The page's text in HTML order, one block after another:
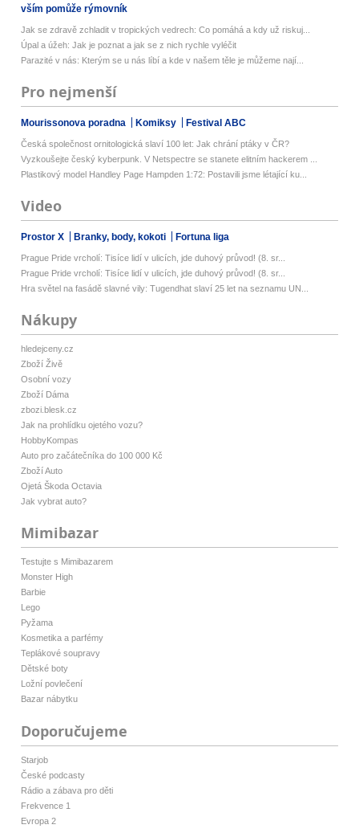
vším pomůže rýmovník
Jak se zdravě zchladit v tropických vedrech: Co pomáhá a kdy už riskuj...
Úpal a úžeh: Jak je poznat a jak se z nich rychle vyléčit
Parazité v nás: Kterým se u nás líbí a kde v našem těle je můžeme nají...
Pro nejmenší
Mourissonova poradna Komiksy Festival ABC
Česká společnost ornitologická slaví 100 let: Jak chrání ptáky v ČR?
Vyzkoušejte český kyberpunk. V Netspectre se stanete elitním hackerem ...
Plastikový model Handley Page Hampden 1:72: Postavili jsme létající ku...
Video
Prostor X Branky, body, kokoti Fortuna liga
Prague Pride vrcholí: Tisíce lidí v ulicích, jde duhový průvod! (8. sr...
Prague Pride vrcholí: Tisíce lidí v ulicích, jde duhový průvod! (8. sr...
Hra světel na fasádě slavné vily: Tugendhat slaví 25 let na seznamu UN...
Nákupy
hledejceny.cz
Zboží Živě
Osobní vozy
Zboží Dáma
zbozi.blesk.cz
Jak na prohlídku ojetého vozu?
HobbyKompas
Auto pro začátečníka do 100 000 Kč
Zboží Auto
Ojetá Škoda Octavia
Jak vybrat auto?
Mimibazar
Testujte s Mimibazarem
Monster High
Barbie
Lego
Pyžama
Kosmetika a parfémy
Teplákové soupravy
Dětské boty
Ložní povlečení
Bazar nábytku
Doporučujeme
Starjob
České podcasty
Rádio a zábava pro děti
Frekvence 1
Evropa 2